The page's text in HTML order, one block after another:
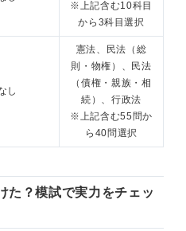
※上記含む10科目
から3科目選択
し
憲法、民法（総
則・物権）、民法
（債権・親族・相
続）、行政法
※上記含む55問か
ら40問選択
た？模試で実力をチェッ